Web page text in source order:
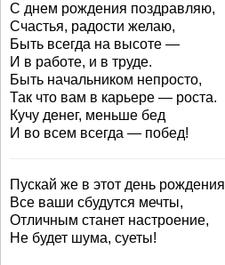
С днем рождения поздравляю,
Счастья, радости желаю,
Быть всегда на высоте —
И в работе, и в труде.
Быть начальником непросто,
Так что вам в карьере — роста.
Кучу денег, меньше бед
И во всем всегда — побед!
Пускай же в этот день рождения
Все ваши сбудутся мечты,
Отличным станет настроение,
Не будет шума, суеты!